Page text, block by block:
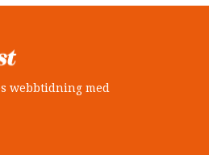
webbtidning med